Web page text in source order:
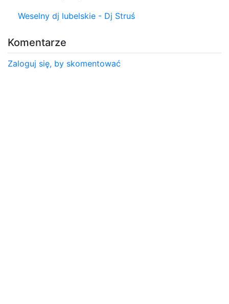
Weselny dj lubelskie - Dj Struś
Komentarze
Zaloguj się, by skomentować